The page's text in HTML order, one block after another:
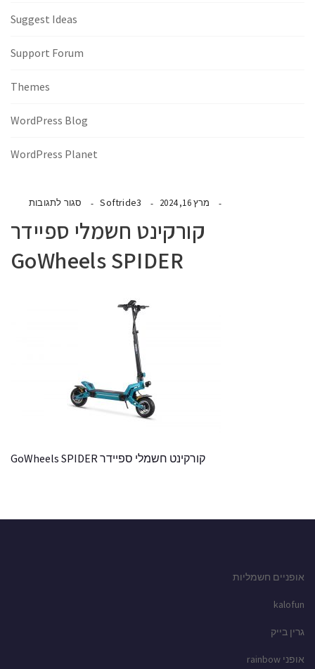
מרץ 16, 2024 Softride3 סגור לתגובות
קורקינט חשמלי ספיידר
GoWheels SPIDER
קורקינט חשמלי ספיידר GoWheels SPIDER
Suggest Ideas
Support Forum
Themes
WordPress Blog
WordPress Planet
אופניים חשמליות
kalofun
גרין בייק
אופני rainbow